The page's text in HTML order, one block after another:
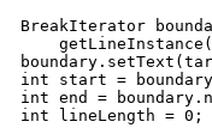
BreakIterator
int start =
int end =
int lineLength = 0;